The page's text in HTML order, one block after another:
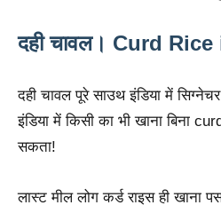
दही चावल। Curd
दही चावल पूरे साउथ इंडिया में
इंडिया में किसी का भी खाना बिना
सकता!
लास्ट मील लोग कर्ड राइस ही खाना